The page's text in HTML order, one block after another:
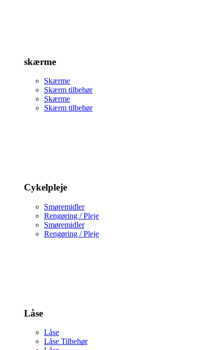
skærme
Skærme
Skærm tilbehør
Skærme
Skærm tilbehør
Cykelpleje
Smøremidler
Rengøring / Pleje
Smøremidler
Rengøring / Pleje
Låse
Låse
Låse Tilbehør